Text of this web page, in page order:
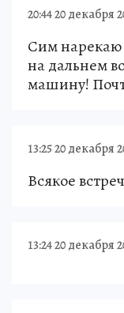
20:44 20 декабря
Сим нарекаю
на дальнем
машину!
13:25 20 декабря
Всякое
13:24 20 декабря